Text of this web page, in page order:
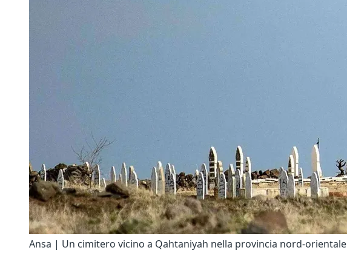
Ansa | Un cimitero vicino a Qahtaniyah nella provincia nord-